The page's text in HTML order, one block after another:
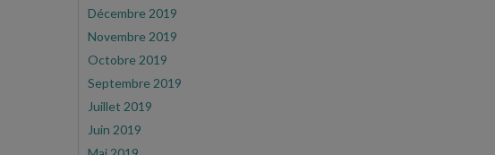
Décembre 2019
Novembre 2019
Octobre 2019
Septembre 2019
Juillet 2019
Juin 2019